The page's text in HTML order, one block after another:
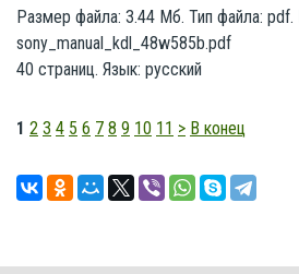
Размер файла: 3.44 Мб. Тип файла:
sony_manual_kdl_48w585b.pdf
40 страниц. Язык: русский
1 2 3 4 5 6 7 8 9 10 11 > В конец